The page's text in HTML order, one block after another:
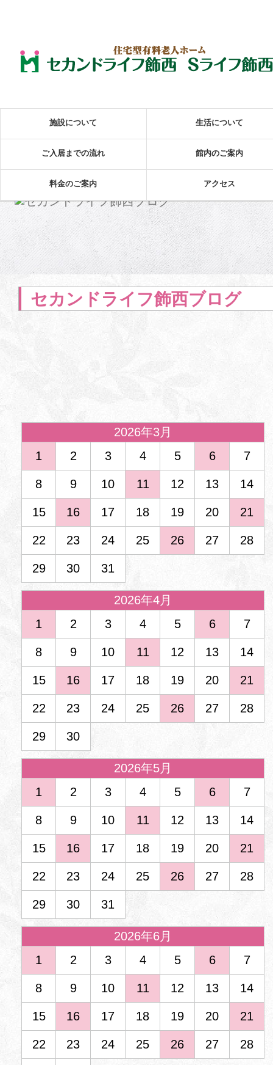
施設について 生活について
ご入居までの流れ 館内のご案内
料金のご案内 アクセス
セカンドライフ飾西ブログ
2026年3月
1
2 3 4 5 6 7
8 9 10 11 12 13 14
15 16 17 18 19 20 21
22 23 24 25 26 27 28
29 30 31
2026年4月
1
2 3 4 5 6 7
8 9 10 11 12 13 14
15 16 17 18 19 20 21
22 23 24 25 26 27 28
29 30
2026年5月
1
2 3 4 5 6 7
8 9 10 11 12 13 14
15 16 17 18 19 20 21
22 23 24 25 26 27 28
29 30 31
2026年6月
1
2 3 4 5 6 7
8 9 10 11 12 13 14
15 16 17 18 19 20 21
22 23 24 25 26 27 28